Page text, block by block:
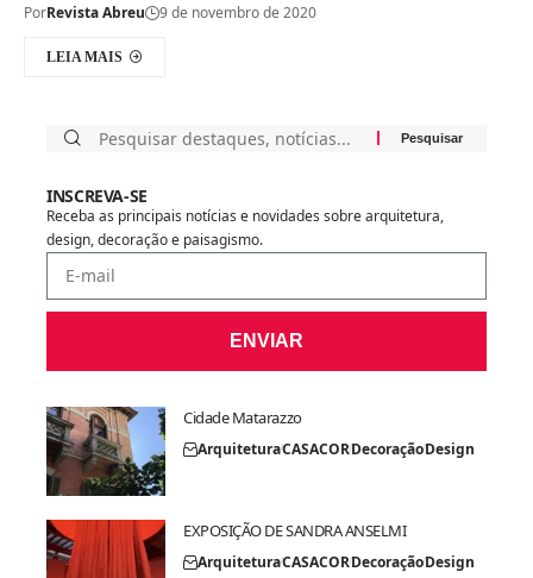
PorRevista Abreu 9 de novembro de 2020
LEIA MAIS
INSCREVA-SE
Receba as principais notícias e novidades sobre arquitetura,
design, decoração e paisagismo.
ENVIAR
Cidade Matarazzo
ArquiteturaCASACORDecoraçãoDesign
EXPOSIÇÃO DE SANDRA ANSELMI
ArquiteturaCASACORDecoraçãoDesign